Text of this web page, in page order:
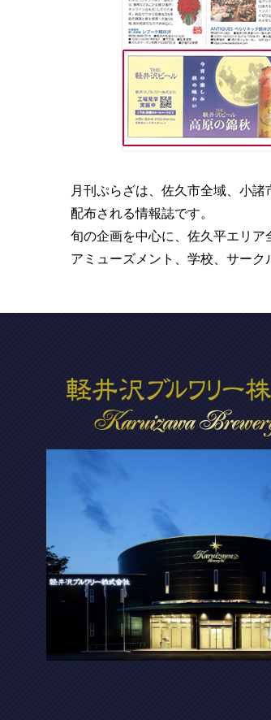
月刊ぷらざは、佐久市全域、小
配布される情報誌です。
旬の企画を中心に、佐久平エリア
アミューズメント、学校、サーク